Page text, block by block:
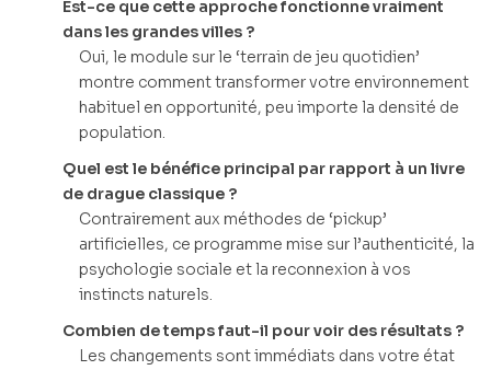
Est-ce que cette approche fonctionne vraiment
dans les grandes villes ?
Oui, le module sur le ‘terrain de jeu quotidien’
montre comment transformer votre environnement
habituel en opportunité, peu importe la densité de
population.
Quel est le bénéfice principal par rapport à un livre
de drague classique ?
Contrairement aux méthodes de ‘pickup’
artificielles, ce programme mise sur l’authenticité, la
psychologie sociale et la reconnexion à vos
instincts naturels.
Combien de temps faut-il pour voir des résultats ?
Les changements sont immédiats dans votre état